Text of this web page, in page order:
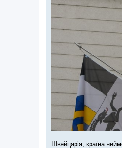
Швейцарія, країна